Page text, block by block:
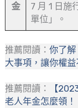
金
7 月 1 日施
單位」。
推薦閱讀： 你了
大事項，讓你權
推薦閱讀：
【
老人年金怎麼領！